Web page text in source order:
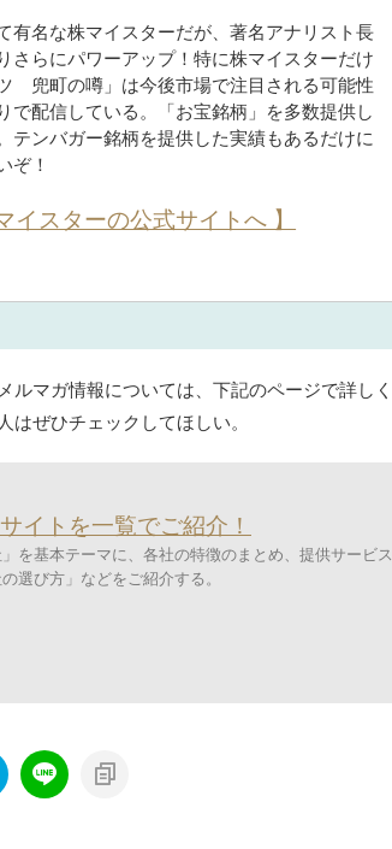
有名な株マイスターだが、著名アナリスト長
さらにパワーアップ！特に株マイスターだけ
兜町の噂」は今後市場で注目される可能性
で配信している。「お宝銘柄」を多数提供し
テンバガー銘柄を提供した実績もあるだけに
ぞ！
イスターの公式サイトへ 】
マガ情報については、下記のページで詳しく
ぜひチェックしてほしい。
イトを一覧でご紹介！
を基本テーマに、各社の特徴のまとめ、提供サービス
選び方」などをご紹介する。